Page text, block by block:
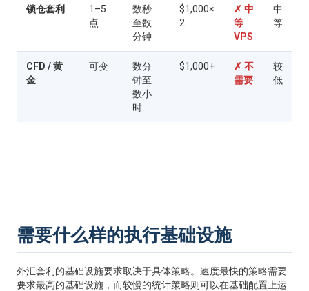
锁仓套利
1–5
点
数秒
至数
分钟
$1,000×
2
✗ 中
等
VPS
中
等
CFD / 黄
金
可变
数分
钟至
数小
时
$1,000+
✗ 不
需要
较
低
需要什么样的执行基础设施
外汇套利的基础设施要求取决于具体策略。速度最快的策略需要
要求最高的基础设施，而较慢的统计策略则可以在基础配置上运